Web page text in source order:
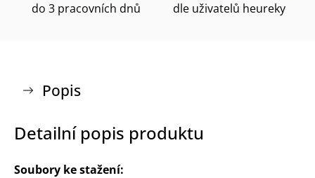
do 3 pracovních dnů dle uživatelů heureky
Popis
Detailní popis produktu
Soubory ke stažení: